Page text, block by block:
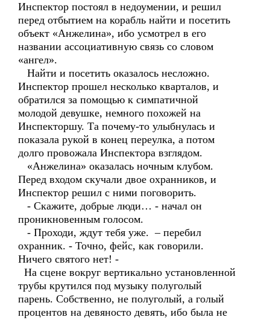
Инспектор постоял в недоумении, и решил
перед отбытием на корабль найти и посетить
объект «Анжелина», ибо усмотрел в его
названии ассоциативную связь со словом
«ангел».
Найти и посетить оказалось несложно.
Инспектор прошел несколько кварталов, и
обратился за помощью к симпатичной
молодой девушке, немного похожей на
Инспекторшу. Та почему-то улыбнулась и
показала рукой в конец переулка, а потом
долго провожала Инспектора взглядом.
«Анжелина» оказалась ночным клубом.
Перед входом скучали двое охранников, и
Инспектор решил с ними поговорить.
- Скажите, добрые люди… - начал он
проникновенным голосом.
- Проходи, ждут тебя уже. – перебил
охранник. - Точно, фейс, как говорили.
Ничего святого нет! -
На сцене вокруг вертикально установленной
трубы крутился под музыку полуголый
парень. Собственно, не полуголый, а голый
процентов на девяносто девять, ибо была не